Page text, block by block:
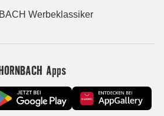
Werbeklassiker
Apps